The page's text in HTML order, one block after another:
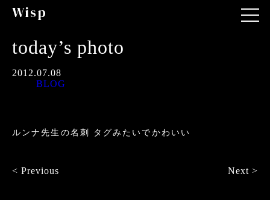
Wisp
today’s photo
2012.07.08
BLOG
ルンナ先生の名刺 タグみたいでかわいい
< Previous Next >